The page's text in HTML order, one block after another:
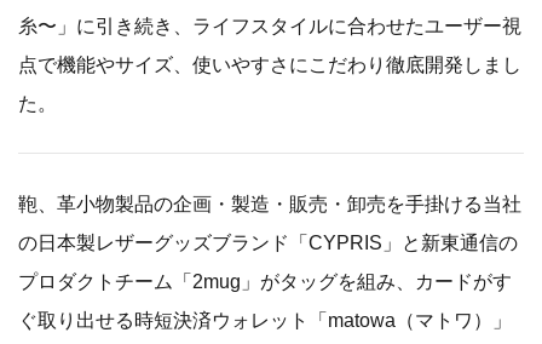
糸〜」に引き続き、ライフスタイルに合わせたユーザー視
点で機能やサイズ、使いやすさにこだわり徹底開発しまし
た。
鞄、革小物製品の企画・製造・販売・卸売を手掛ける当社
の日本製レザーグッズブランド「CYPRIS」と新東通信の
プロダクトチーム「2mug」がタッグを組み、カードがす
ぐ取り出せる時短決済ウォレット「matowa（マトワ）」